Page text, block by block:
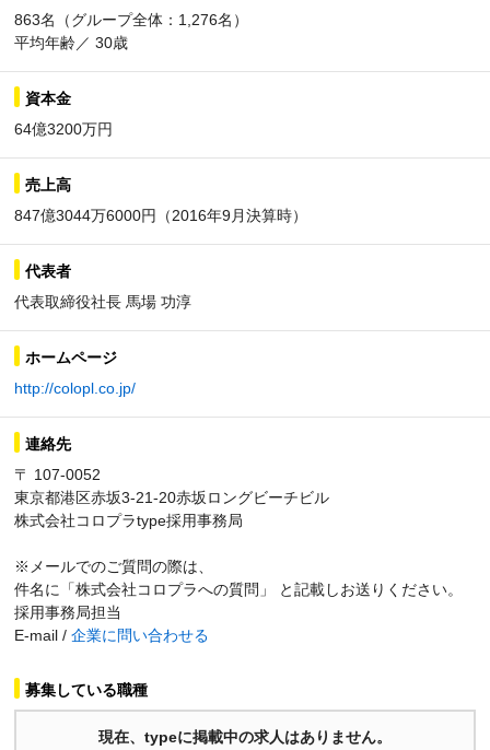
863名（グループ全体：1,276名）
平均年齢／ 30歳
資本金
64億3200万円
売上高
847億3044万6000円（2016年9月決算時）
代表者
代表取締役社長 馬場 功淳
ホームページ
http://colopl.co.jp/
連絡先
〒 107-0052
東京都港区赤坂3-21-20赤坂ロングビーチビル
株式会社コロプラtype採用事務局
※メールでのご質問の際は、
件名に「株式会社コロプラへの質問」 と記載しお送りください。
採用事務局担当
E-mail / 企業に問い合わせる
募集している職種
現在、typeに掲載中の求人はありません。